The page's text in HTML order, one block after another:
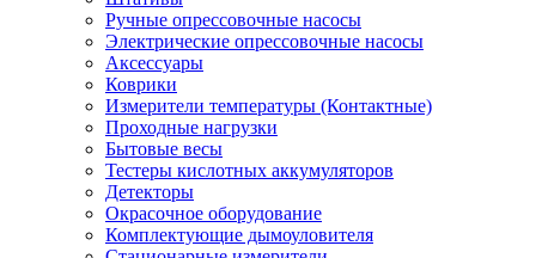
Ручные опрессовочные насосы
Электрические опрессовочные насосы
Аксессуары
Коврики
Измерители температуры (Контактные)
Проходные нагрузки
Бытовые весы
Тестеры кислотных аккумуляторов
Детекторы
Окрасочное оборудование
Комплектующие дымоуловителя